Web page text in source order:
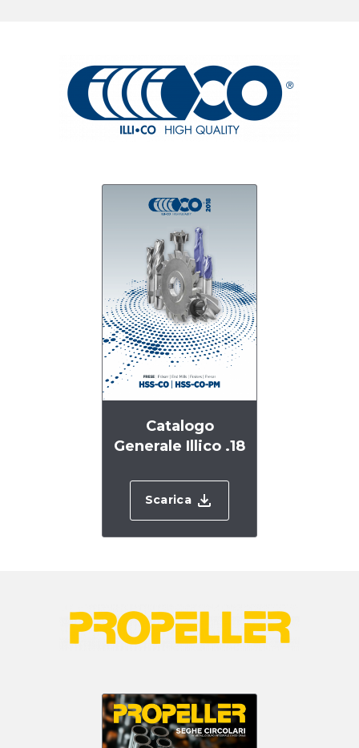
Catalogo
Generale Illico .18
Scarica